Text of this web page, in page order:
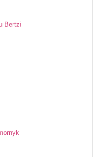
Bertzi